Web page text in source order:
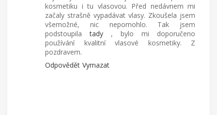
kosmetiku i tu vlasovou. Před nedávnem mi
začaly strašně vypadávat vlasy. Zkoušela jsem
všemožné, nic nepomohlo. Tak jsem
podstoupilatady , bylo mi doporučeno
používání kvalitní vlasové kosmetiky. Z
pozdravem.
Odpovědět Vymazat